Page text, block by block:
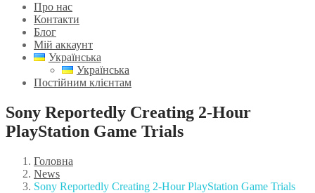
Про нас
Контакти
Блог
Мій аккаунт
Українська
Українська
Постійним клієнтам
Sony Reportedly Creating 2-Hour
PlayStation Game Trials
Головна
News
Sony Reportedly Creating 2-Hour PlayStation Game Trials